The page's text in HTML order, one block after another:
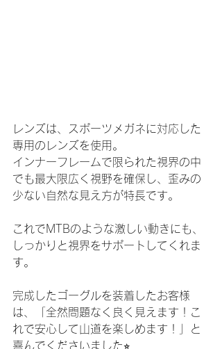
レンズは、スポーツメガネに対応した
専用のレンズを使用。
インナーフレームで限られた視界の中
でも最大限広く視野を確保し、歪みの
少ない自然な見え方が特長です。
これでMTBのような激しい動きにも、
しっかりと視界をサポートしてくれま
す。
完成したゴーグルを装着したお客様
は、「全然問題なく良く見えます！こ
れで安心して山道を楽しめます！」と
喜んでくださいました⭐︎